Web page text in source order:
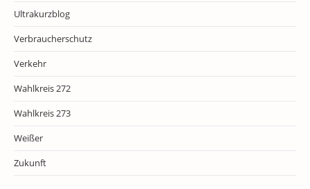
Ultrakurzblog
Verbraucherschutz
Verkehr
Wahlkreis 272
Wahlkreis 273
Weißer
Zukunft